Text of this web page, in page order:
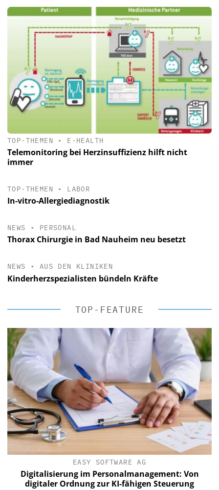
TOP-THEMEN • E-HEALTH
Telemonitoring bei Herzinsuffizienz hilft nicht
immer
TOP-THEMEN • LABOR
In-vitro-Allergiediagnostik
NEWS • PERSONAL
Thorax Chirurgie in Bad Nauheim neu besetzt
NEWS • AUS DEN KLINIKEN
Kinderherzspezialisten bündeln Kräfte
TOP-FEATURE
EASY SOFTWARE AG
Digitalisierung im Personalmanagement: Von
digitaler Ordnung zur KI-fähigen Steuerung